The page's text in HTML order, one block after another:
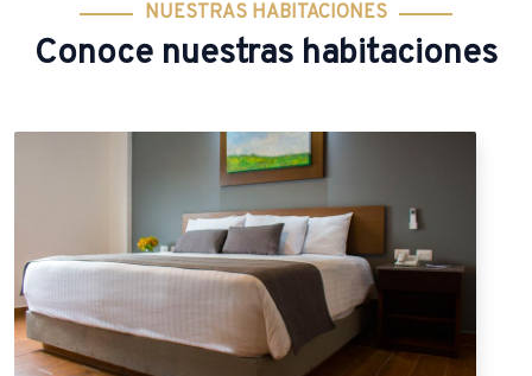
NUESTRAS HABITACIONES
Conoce nuestras habitaciones
ESTÁNDAR DOBLE
Confortables habitaciones
de un agradable y funcional
contemporánea. Cuenta con
matrimoniales y están